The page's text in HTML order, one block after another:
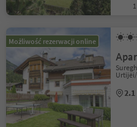
Możliwość rezerwacji online